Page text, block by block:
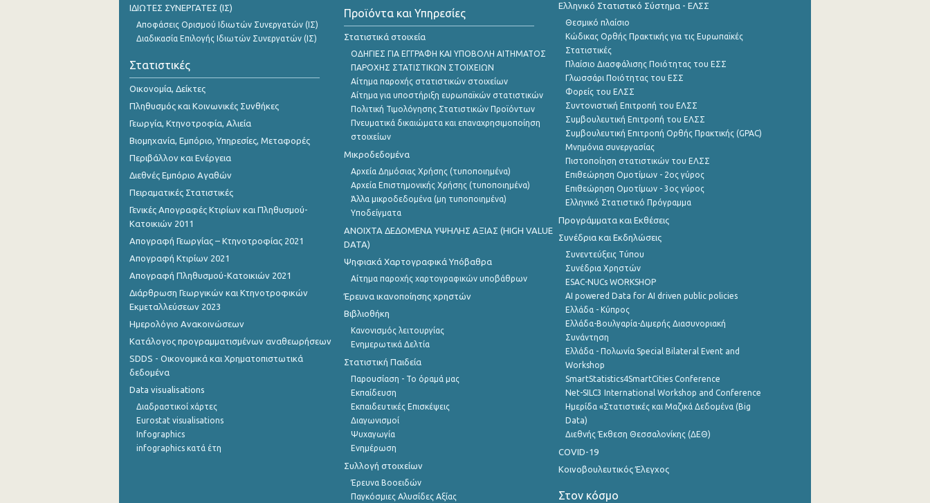
ΙΔΙΩΤΕΣ ΣΥΝΕΡΓΑΤΕΣ (ΙΣ)
Αποφάσεις Ορισμού Ιδιωτών Συνεργατών (ΙΣ)
Διαδικασία Επιλογής Ιδιωτών Συνεργατών (ΙΣ)
Στατιστικές
Οικονομία, Δείκτες
Πληθυσμός και Κοινωνικές Συνθήκες
Γεωργία, Κτηνοτροφία, Αλιεία
Βιομηχανία, Εμπόριο, Υπηρεσίες, Μεταφορές
Περιβάλλον και Ενέργεια
Διεθνές Εμπόριο Αγαθών
Πειραματικές Στατιστικές
Γενικές Απογραφές Κτιρίων και Πληθυσμού-
Κατοικιών 2011
Απογραφή Γεωργίας – Κτηνοτροφίας 2021
Απογραφή Κτιρίων 2021
Απογραφή Πληθυσμού-Κατοικιών 2021
Διάρθρωση Γεωργικών και Κτηνοτροφικών
Εκμεταλλεύσεων 2023
Ημερολόγιο Ανακοινώσεων
Κατάλογος προγραμματισμένων αναθεωρήσεων
SDDS - Οικονομικά και Χρηματοπιστωτικά
δεδομένα
Data visualisations
Διαδραστικοί χάρτες
Eurostat visualisations
Infographics
infographics κατά έτη
Προϊόντα και Υπηρεσίες
Στατιστικά στοιχεία
ΟΔΗΓΙΕΣ ΓΙΑ ΕΓΓΡΑΦΗ ΚΑΙ ΥΠΟΒΟΛΗ ΑΙΤΗΜΑΤΟΣ
ΠΑΡΟΧΗΣ ΣΤΑΤΙΣΤΙΚΩΝ ΣΤΟΙΧΕΙΩΝ
Αίτημα παροχής στατιστικών στοιχείων
Αίτημα για υποστήριξη ευρωπαϊκών στατιστικών
Πολιτική Τιμολόγησης Στατιστικών Προϊόντων
Πνευματικά δικαιώματα και επαναχρησιμοποίηση
στοιχείων
Μικροδεδομένα
Αρχεία Δημόσιας Χρήσης (τυποποιημένα)
Αρχεία Επιστημονικής Χρήσης (τυποποιημένα)
Άλλα μικροδεδομένα (μη τυποποιημένα)
Υποδείγματα
ANOIXTA ΔΕΔΟΜΕΝΑ ΥΨΗΛΗΣ ΑΞΙΑΣ (HIGH VALUE
DATA)
Ψηφιακά Χαρτογραφικά Υπόβαθρα
Αίτημα παροχής χαρτογραφικών υποβάθρων
Έρευνα ικανοποίησης χρηστών
Βιβλιοθήκη
Κανονισμός λειτουργίας
Ενημερωτικά Δελτία
Στατιστική Παιδεία
Παρουσίαση - Το όραμά μας
Εκπαίδευση
Εκπαιδευτικές Επισκέψεις
Διαγωνισμοί
Ψυχαγωγία
Ενημέρωση
Συλλογή στοιχείων
Έρευνα Βοοειδών
Παγκόσμιες Αλυσίδες Αξίας
Ελληνικό Στατιστικό Σύστημα - ΕΛΣΣ
Θεσμικό πλαίσιο
Κώδικας Ορθής Πρακτικής για τις Ευρωπαϊκές
Στατιστικές
Πλαίσιο Διασφάλισης Ποιότητας του ΕΣΣ
Γλωσσάρι Ποιότητας του ΕΣΣ
Φορείς του ΕΛΣΣ
Συντονιστική Επιτροπή του ΕΛΣΣ
Συμβουλευτική Επιτροπή του ΕΛΣΣ
Συμβουλευτική Επιτροπή Ορθής Πρακτικής (GPAC)
Μνημόνια συνεργασίας
Πιστοποίηση στατιστικών του ΕΛΣΣ
Επιθεώρηση Ομοτίμων - 2ος γύρος
Επιθεώρηση Ομοτίμων - 3ος γύρος
Ελληνικό Στατιστικό Πρόγραμμα
Προγράμματα και Εκθέσεις
Συνέδρια και Εκδηλώσεις
Συνεντεύξεις Τύπου
Συνέδρια Χρηστών
ESAC-NUCs WORKSHOP
AI powered Data for AI driven public policies
Ελλάδα - Κύπρος
Ελλάδα-Βουλγαρία-Διμερής Διασυνοριακή
Συνάντηση
Ελλάδα - Πολωνία Special Bilateral Event and
Workshop
SmartStatistics4SmartCities Conference
Net-SILC3 International Workshop and Conference
Ημερίδα «Στατιστικές και Μαζικά Δεδομένα (Big
Data)
Διεθνής Έκθεση Θεσσαλονίκης (ΔΕΘ)
COVID-19
Κοινοβουλευτικός Έλεγχος
Στον κόσμο